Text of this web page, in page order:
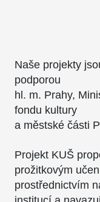
Naše projekty
podporou
hl. m. Prahy,
fondu kultury
a městské části
Projekt KUŠ
prožitkovým
prostřednictvím